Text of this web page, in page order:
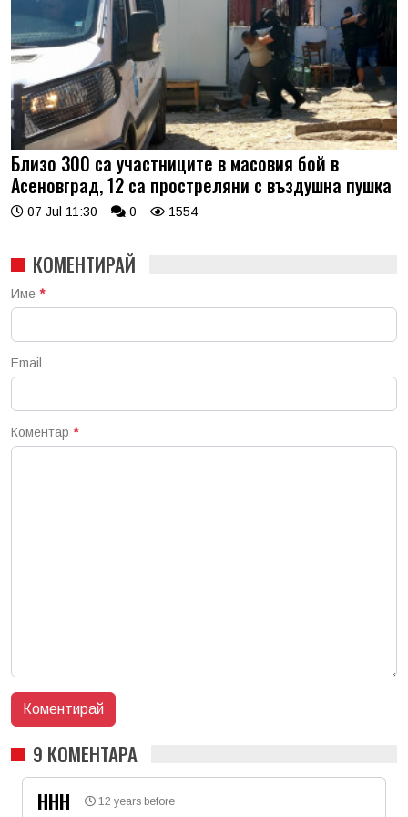
Близо 300 са участниците в масовия бой в
Асеновград, 12 са простреляни с въздушна пушка
07 Jul 11:30 0 1554
КОМЕНТИРАЙ
Име *
Email
Коментар *
9 КОМЕНТАРА
ННН
12 years before